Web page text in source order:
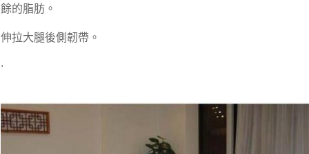
餘的脂肪。
伸拉大腿後側韌帶。
.